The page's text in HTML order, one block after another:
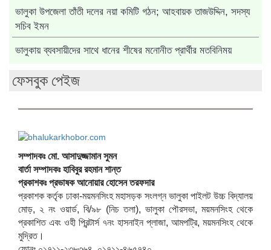
ভালুকা উপজেলা তাঁতী দলের নয়া কমিটি গঠন; আহবায়ক তাজউদ্দিন, সদস্য
সচিব ইমন
ভালুকায় ব্যবসায়ীদের সাথে ধানের শীষের মনোনীত প্রার্থীর মতবিনিময়
ফেসবুক পেইজ
সম্পাদকঃ মো. আসাদুজ্জামান সুমন
বার্তা সম্পাদকঃ হাবিবুর রহমান শান্ত
প্রকাশকঃ প্রভাষক আনোয়ার হোসেন তরফদার
প্রকাশক কর্তৃক ঢাকা-ময়মনসিংহ মহাসড়ক সংলগ্ন ভালুকা পাইলট উচ্চ বিদ্যালয়
মোড়, ২ নং ওয়ার্ড, বি/৯৮ (নিচ তলা), ভালুকা পৌরসভা, ময়মনসিংহ থেকে
প্রকাশিত এবং ওহী প্রিন্টার্স ৭নং হাসনাইন প্লাজা, আমপট্রি, ময়মনসিংহ থেকে
মুদ্রিত।